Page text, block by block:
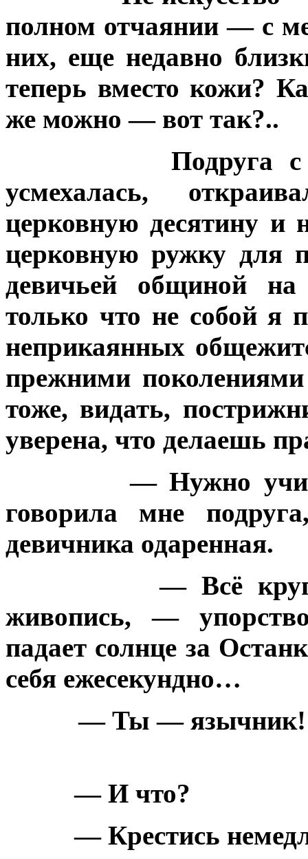
полном отчаянии — с
них, еще недавно
теперь вместо кожи?
же можно — вот так?..
Подруга
усмехалась,
церковную десятину и
церковную ружку
девичьей общиной на
только что не собой я
неприкаянных
прежними
тоже, видать,
уверена, что делаешь
— Нужно
говорила мне
девичника одаренная.
— Всё
живопись, —
падает солнце за
себя ежесекундно…
— Ты — язычник!
— И что?
— Крестись